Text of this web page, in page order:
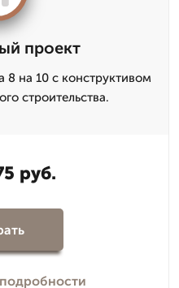
проект
на 10 с конструктивом
строительства.
руб.